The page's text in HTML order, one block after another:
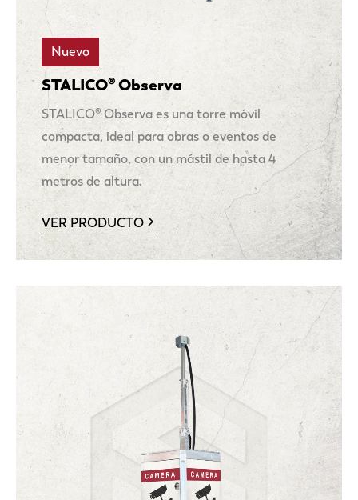
Nuevo
STALICO® Observa
STALICO® Observa es una torre móvil
compacta, ideal para obras o eventos de
menor tamaño, con un mástil de hasta 4
metros de altura.
VER PRODUCTO